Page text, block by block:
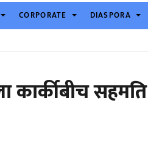
CORPORATE DIASPORA
कार्कीबीच सहमति